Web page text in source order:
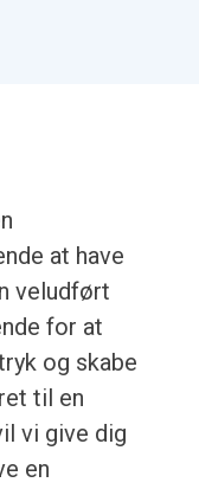
at have
veludført
for at
og skabe
til en
vi give dig
en